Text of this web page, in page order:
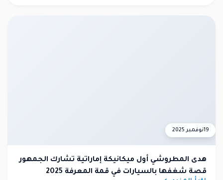
19نوفمبر 2025
هدى المطروشي أول ميكانيكة إماراتية تشارك الجمهور
قصة شغفها بالسيارات في قمة المعرفة 2025